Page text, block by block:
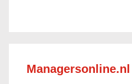
Managersonline.nl